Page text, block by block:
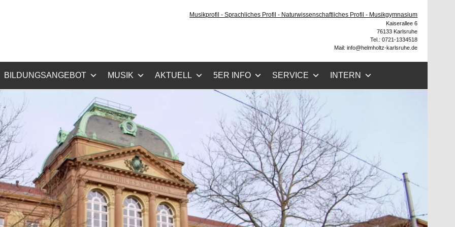
Gymnasium KarlsruheMusikprofil - Sprachliches Profil - Naturwissenschaftliches Profil - Musikgymnasium
Kaiserallee 6
76133 Karlsruhe
Tel.: 0721-1334518
Mail: info@helmholtz-karlsruhe.de
BILDUNGSANGEBOT MUSIK AKTUELL 5ER INFO SERVICE INTERN